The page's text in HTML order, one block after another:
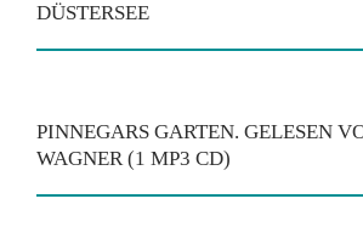
DÜSTERSEE
PINNEGARS GARTEN. GELESEN
WAGNER (1 MP3 CD)